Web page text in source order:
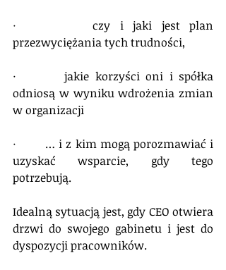
·        czy i jaki jest plan
przezwyciężania tych trudności,
·        jakie korzyści oni i spółka
odniosą w wyniku wdrożenia zmian
w organizacji
·        … i z kim mogą porozmawiać i
uzyskać wsparcie, gdy tego
potrzebują.
Idealną sytuacją jest, gdy CEO otwiera
drzwi do swojego gabinetu i jest do
dyspozycji pracowników.